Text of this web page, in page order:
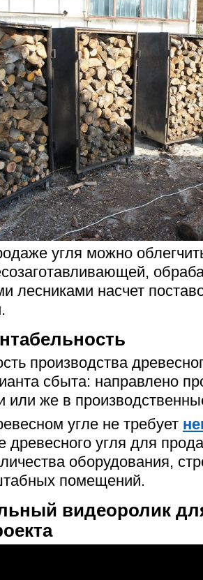
угля можно
лесниками насчет
производства
сбыта: направлено
или же в
угле не требует
древесного угля для
оборудования,
помещений.
видеоролик